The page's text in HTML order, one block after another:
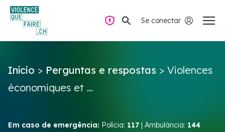
Se conectar
Perguntas e respostas
Navegação privada
Início > Perguntas e respostas > Violences
économiques et ...
Em caso de emergência: Polícia: 117 | Ambulância: 144